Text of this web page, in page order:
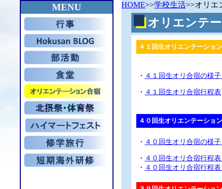
MENU HOME>>学校生活>>オリエ
オリエンテ
４１回生オリエンテーショ
・ ４１回生オリ合宿の様
・ ４１回生オリ合宿行程表
４０回生オリエンテーショ
・ ４０回生オリ合宿の様
・ ４０回生オリ合宿行程
・ ４０回生オリ合宿行程